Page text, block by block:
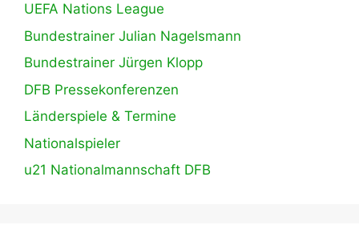
UEFA Nations League
Bundestrainer Julian Nagelsmann
Bundestrainer Jürgen Klopp
DFB Pressekonferenzen
Länderspiele & Termine
Nationalspieler
u21 Nationalmannschaft DFB